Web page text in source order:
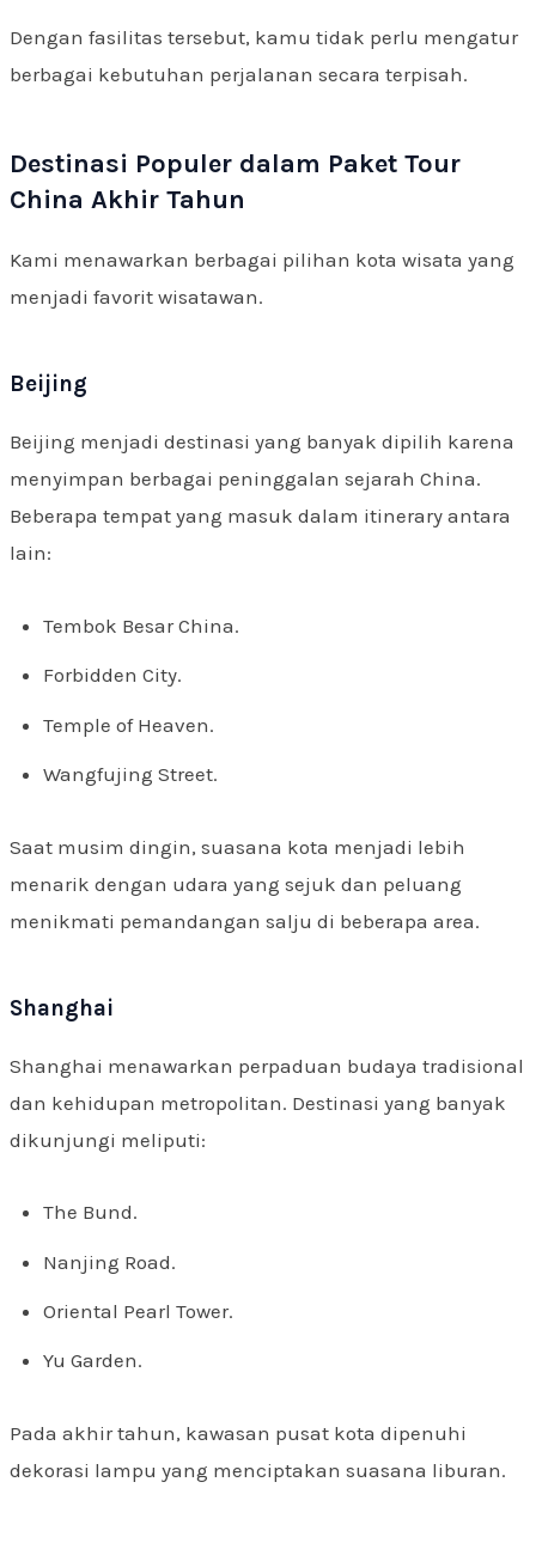
Dengan fasilitas tersebut, kamu tidak perlu mengatur
berbagai kebutuhan perjalanan secara terpisah.
Destinasi Populer dalam Paket Tour
China Akhir Tahun
Kami menawarkan berbagai pilihan kota wisata yang
menjadi favorit wisatawan.
Beijing
Beijing menjadi destinasi yang banyak dipilih karena
menyimpan berbagai peninggalan sejarah China.
Beberapa tempat yang masuk dalam itinerary antara
lain:
Tembok Besar China.
Forbidden City.
Temple of Heaven.
Wangfujing Street.
Saat musim dingin, suasana kota menjadi lebih
menarik dengan udara yang sejuk dan peluang
menikmati pemandangan salju di beberapa area.
Shanghai
Shanghai menawarkan perpaduan budaya tradisional
dan kehidupan metropolitan. Destinasi yang banyak
dikunjungi meliputi:
The Bund.
Nanjing Road.
Oriental Pearl Tower.
Yu Garden.
Pada akhir tahun, kawasan pusat kota dipenuhi
dekorasi lampu yang menciptakan suasana liburan.